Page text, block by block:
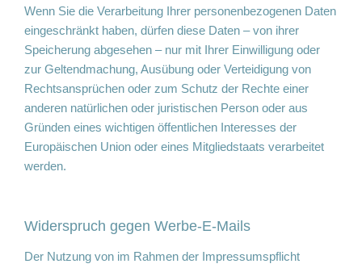
Wenn Sie die Verarbeitung Ihrer personenbezogenen Daten
eingeschränkt haben, dürfen diese Daten – von ihrer
Speicherung abgesehen – nur mit Ihrer Einwilligung oder
zur Geltendmachung, Ausübung oder Verteidigung von
Rechtsansprüchen oder zum Schutz der Rechte einer
anderen natürlichen oder juristischen Person oder aus
Gründen eines wichtigen öffentlichen Interesses der
Europäischen Union oder eines Mitgliedstaats verarbeitet
werden.
Widerspruch gegen Werbe-E-Mails
Der Nutzung von im Rahmen der Impressumspflicht